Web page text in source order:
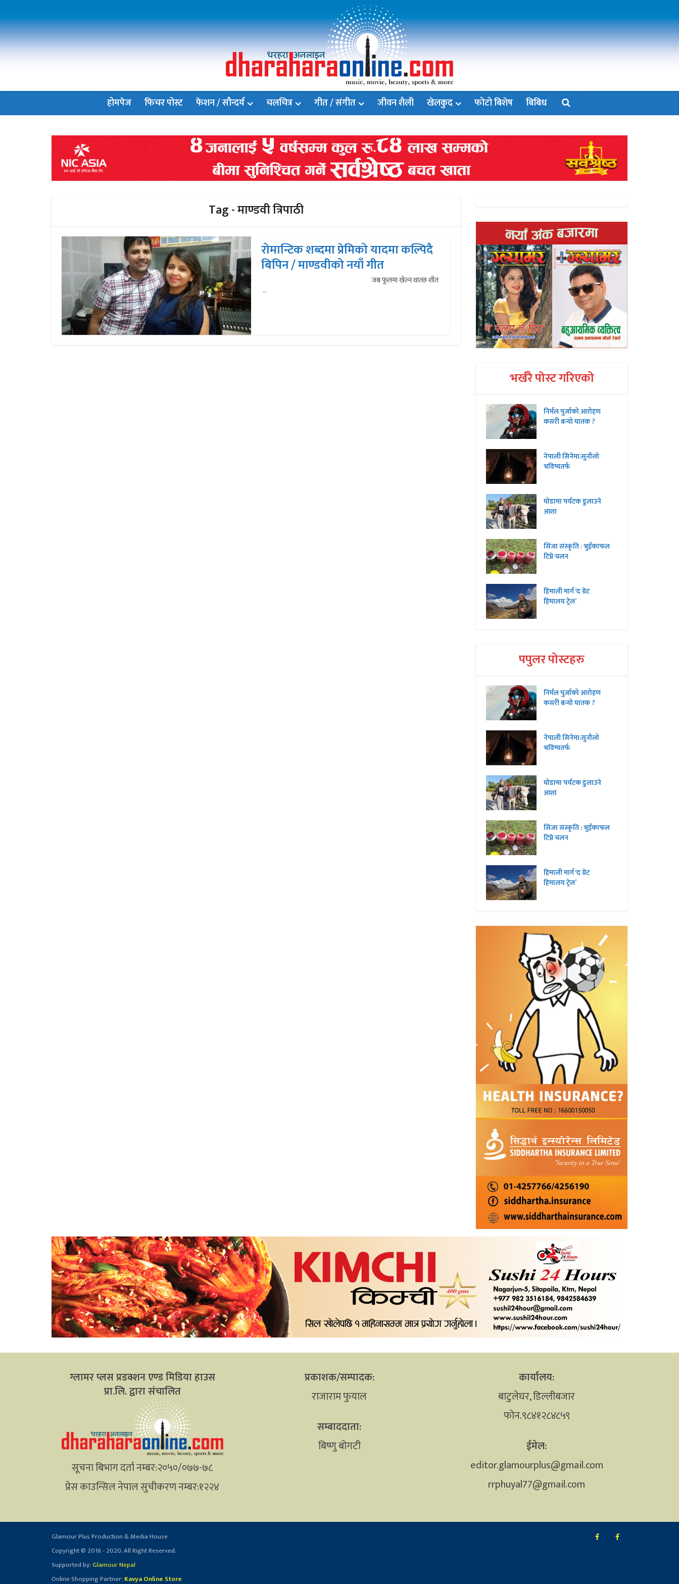
होमपेज फिचर पोस्ट फेशन / सौन्दर्य चलचित्र गीत / संगीत जीवन शैली खेलकुद फोटो बिशेष बिबिध
Tag - माण्डवी त्रिपाठी
रोमान्टिक शब्दमा प्रेमिको यादमा कल्पिदै
बिपिन / माण्डवीको नयाँ गीत
जब फूलमा खेल्न थाल्छ शीत
...
भर्खरै पोस्ट गरिएको
निर्मल पुर्जाको आरोहण
कसरी बन्यो घातक ?
नेपाली सिनेमा:सुनौलो
भविष्यतर्फ
घोडामा पर्यटक डुलाउने
आशा
सिंजा संस्कृति : भुइँकाफल
टिप्ने चलन
हिमाली मार्ग ‘द ग्रेट
हिमालय ट्रेल’
पपुलर पोस्टहरु
निर्मल पुर्जाको आरोहण
कसरी बन्यो घातक ?
नेपाली सिनेमा:सुनौलो
भविष्यतर्फ
घोडामा पर्यटक डुलाउने
आशा
सिंजा संस्कृति : भुइँकाफल
टिप्ने चलन
हिमाली मार्ग ‘द ग्रेट
हिमालय ट्रेल’
ग्लामर प्लस प्रडक्शन एण्ड मिडिया हाउस
प्रा.लि. द्वारा संचालित
सूचना बिभाग दर्ता नम्बर:२०५०/०७७-७८
प्रेस काउन्सिल नेपाल सुचीकरण नम्बर:१२२४
प्रकाशक/सम्पादक:
राजाराम फुयाल
सम्बाददाता:
बिष्णु बोगटी
कार्यालय:
बाटुलेघर, डिल्लीबजार
फोन.९८४१२८४८५९
ईमेल:
editor.glamourplus@gmail.com
rrphuyal77@gmail.com
Glamour Plus Production & Media House
Copyright © 2018 - 2020. All Right Reserved.
Supported by:Glamour Nepal
Online Shopping Partner: Kavya Online Store